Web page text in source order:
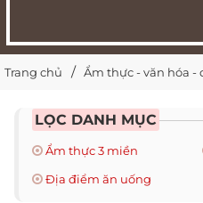
Trang chủ Ẩm thực - văn hóa -
LỌC DANH MỤC
Ẩm thực 3 miền
Địa điểm ăn uống